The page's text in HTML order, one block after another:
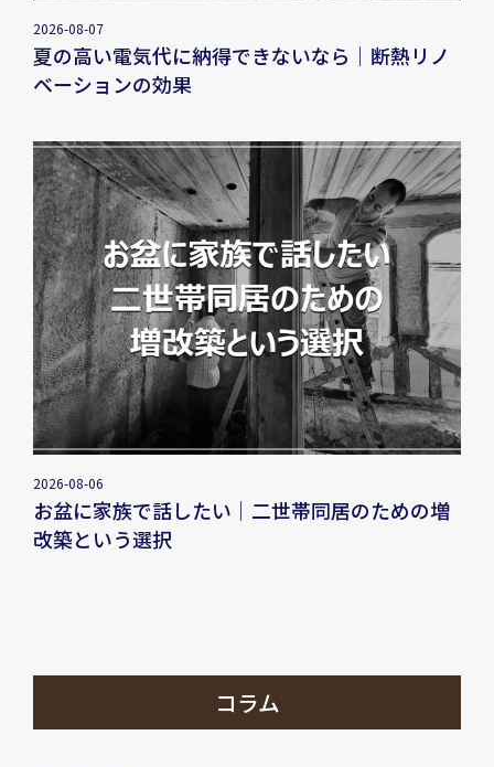
2026-08-07
夏の高い電気代に納得できないなら｜断熱リノ
ベーションの効果
2026-08-06
お盆に家族で話したい｜二世帯同居のための増
改築という選択
コラム